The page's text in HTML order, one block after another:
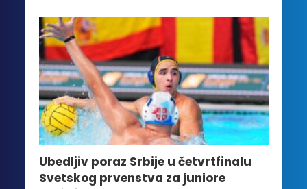
Ubedljiv poraz Srbije u četvrtfinalu
Svetskog prvenstva za juniore